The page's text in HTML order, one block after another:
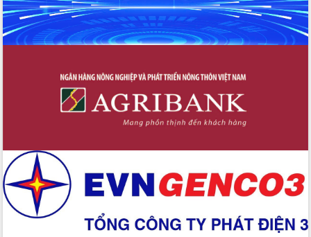
Hồ Thị Nguyên Thảo làm việc tại Trung
tâm Phục vụ hành chính công xã Ea
Phê
Xây dựng nền hành chính số đồng
Giai đoạn 2026-2030, Đắk Lắk phấn
đấu có 77% xã đạt chuẩn nông thôn
Chuyển đổi số 'mở đường' cho nông
Triển khai đồng bộ đo đạc, lập hồ sơ
địa chính, hoàn thiện cơ sở dữ liệu đất
đai
Ứng dụng sinh trắc học - Bước tiến
trong hành trình chuyển đổi số tại Đắk